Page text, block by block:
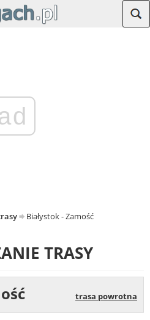
Białystok - Zamość
TRASY
trasa powrotna